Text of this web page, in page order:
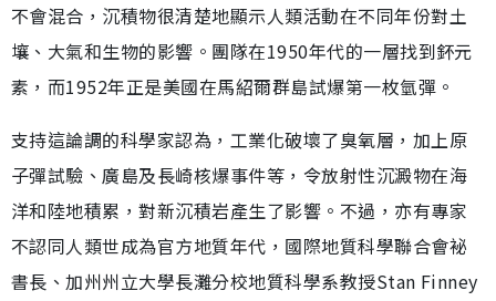
不會混合，沉積物很清楚地顯示人類活動在不同年份對土
壤、大氣和生物的影響。團隊在1950年代的一層找到鈈元
素，而1952年正是美國在馬紹爾群島試爆第一枚氫彈。
支持這論調的科學家認為，工業化破壞了臭氧層，加上原
子彈試驗、廣島及長崎核爆事件等，令放射性沉澱物在海
洋和陸地積累，對新沉積岩產生了影響。不過，亦有專家
不認同人類世成為官方地質年代，國際地質科學聯合會袐
書長、加州州立大學長灘分校地質科學系教授Stan Finney